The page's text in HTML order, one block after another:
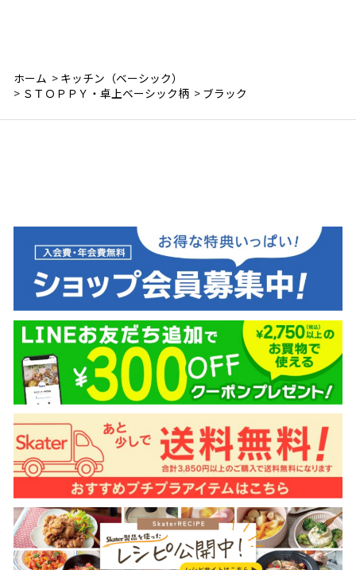
ホーム > キッチン（ベーシック）
> ＳＴＯＰＰＹ・卓上ベーシック柄 > ブラック